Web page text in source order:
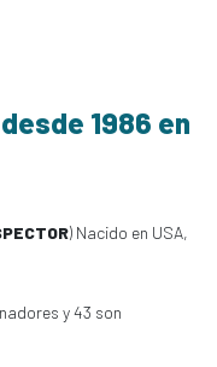
1986 en
) Nacido en USA,
y 43 son